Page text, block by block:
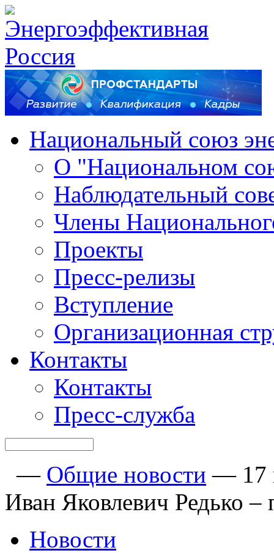
Национальный союз
О "Национальном
Наблюдательный
Члены
Проекты
Пресс-релизы
Вступление
Организационная
Контакты
Контакты
Пресс-служба
— Общие новости — 17
Иван Яковлевич Редько –
Новости